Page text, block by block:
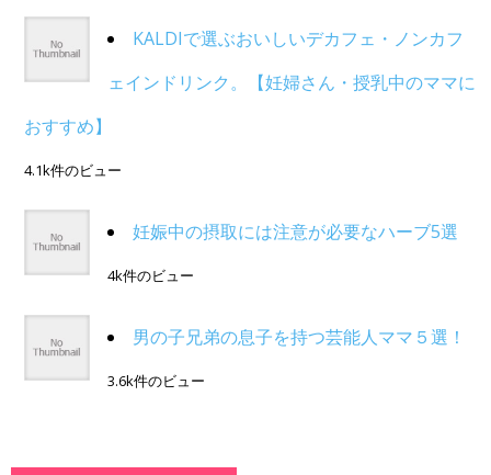
KALDIで選ぶおいしいデカフェ・ノンカフ
ェインドリンク。【妊婦さん・授乳中のママに
おすすめ】
4.1k件のビュー
妊娠中の摂取には注意が必要なハーブ5選
4k件のビュー
男の子兄弟の息子を持つ芸能人ママ５選！
3.6k件のビュー